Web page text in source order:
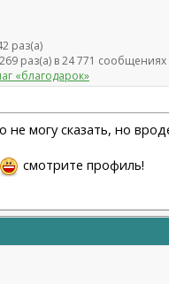
раз(а)
раз(а) в 24 771 сообщениях
«благодарок»
не могу сказать, но
смотрите профиль!